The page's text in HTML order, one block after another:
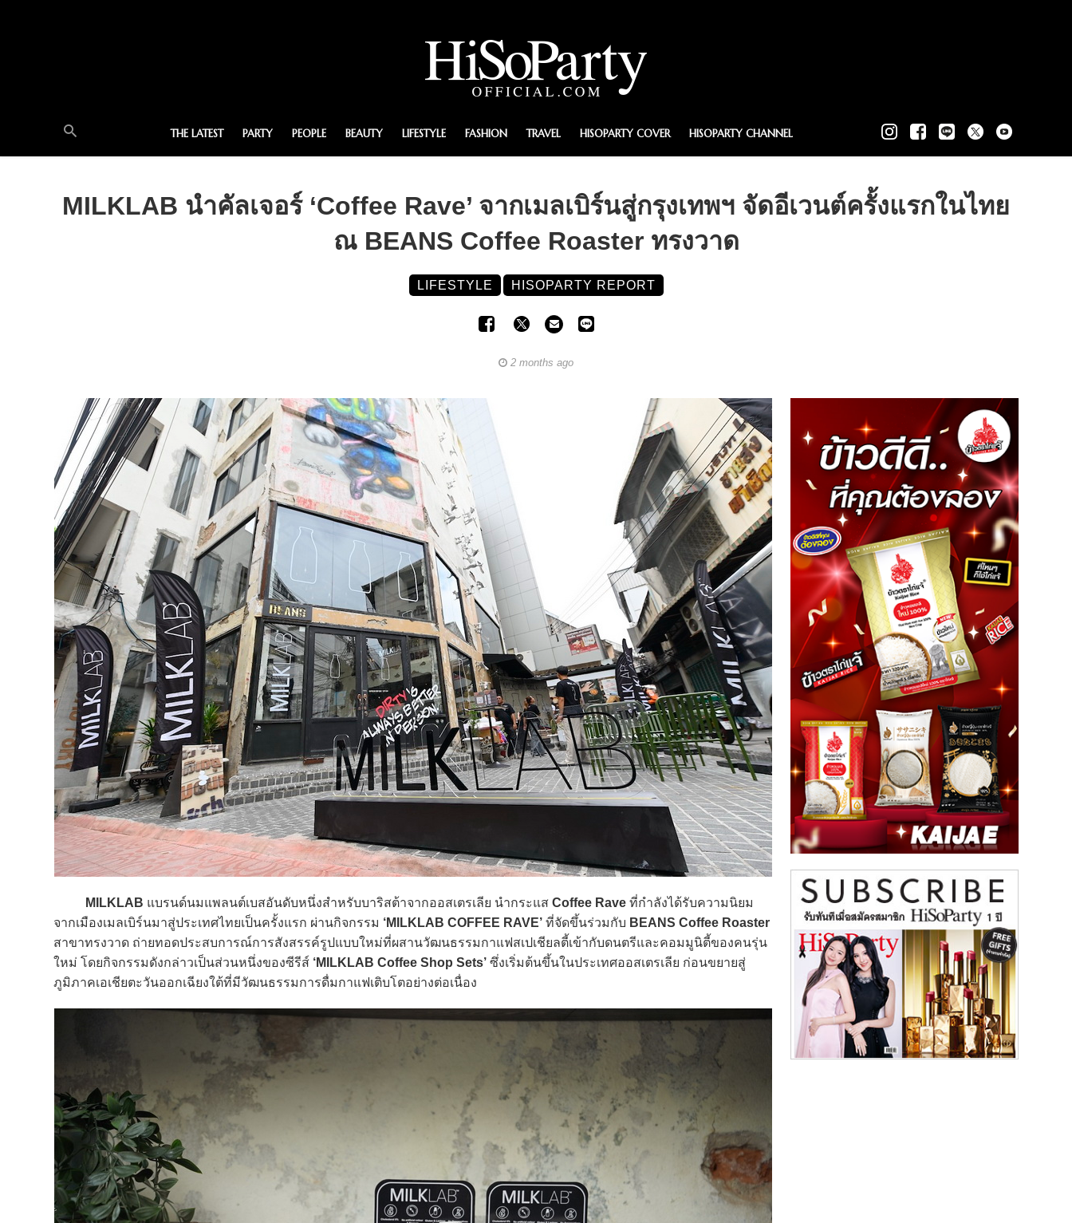
THE LATEST PARTY PEOPLE BEAUTY LIFESTYLE FASHION TRAVEL HISOPARTY COVER HISOPARTY CHANNEL
MILKLAB นำคัลเจอร์ ‘Coffee Rave’ จากเมลเบิร์นสู่กรุงเทพฯ จัดอีเวนต์ครั้งแรกในไทย
ณ BEANS Coffee Roaster ทรงวาด
LIFESTYLE HISOPARTY REPORT
2 months ago
MILKLAB แบรนด์นมแพลนต์เบสอันดับหนึ่งสำหรับบาริสต้าจากออสเตรเลีย นำกระแส Coffee Rave ที่กำลังได้รับความนิยม
จากเมืองเมลเบิร์นมาสู่ประเทศไทยเป็นครั้งแรก ผ่านกิจกรรม ‘MILKLAB COFFEE RAVE’ ที่จัดขึ้นร่วมกับ BEANS Coffee Roaster
สาขาทรงวาด ถ่ายทอดประสบการณ์การสังสรรค์รูปแบบใหม่ที่ผสานวัฒนธรรมกาแฟสเปเชียลตี้เข้ากับดนตรีและคอมมูนิตี้ของคนรุ่น
ใหม่ โดยกิจกรรมดังกล่าวเป็นส่วนหนึ่งของซีรีส์ ‘MILKLAB Coffee Shop Sets’ ซึ่งเริ่มต้นขึ้นในประเทศออสเตรเลีย ก่อนขยายสู่
ภูมิภาคเอเชียตะวันออกเฉียงใต้ที่มีวัฒนธรรมการดื่มกาแฟเติบโตอย่างต่อเนื่อง